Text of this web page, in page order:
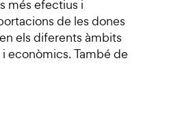
més efectius i
de les dones
els diferents àmbits
econòmics. També de